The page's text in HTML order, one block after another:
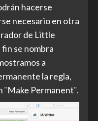
hacerse
necesario en otra
de Little
se nombra
a
la regla,
¨Make Permanent¨.